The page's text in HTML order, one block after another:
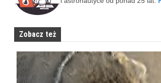
Zobacz też